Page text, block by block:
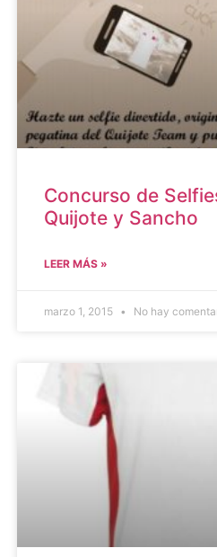
Concurso de
Quijote y Sancho
LEER MÁS »
marzo 1, 2015 No hay